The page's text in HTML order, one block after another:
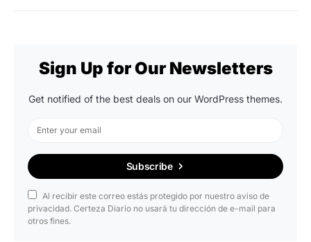
Sign Up for Our Newsletters
Get notified of the best deals on our WordPress themes.
Subscribe
Al recibir este correo estás protegido por nuestro aviso de
privacidad. Certeza Diario no usará tu dirección de e-mail para
otros fines.